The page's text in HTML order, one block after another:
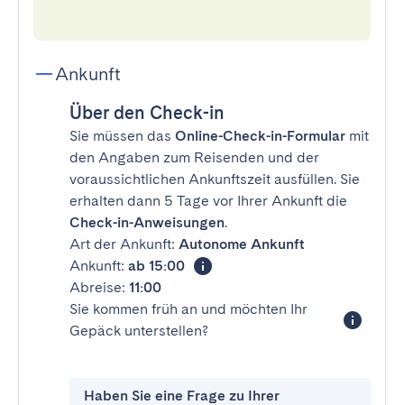
Ankunft
Über den Check-in
Sie müssen das Online-Check-in-Formular mit
den Angaben zum Reisenden und der
voraussichtlichen Ankunftszeit ausfüllen. Sie
erhalten dann 5 Tage vor Ihrer Ankunft die
Check-in-Anweisungen.
Art der Ankunft: Autonome Ankunft
Ankunft: ab 15:00
Abreise: 11:00
Sie kommen früh an und möchten Ihr
Gepäck unterstellen?
Haben Sie eine Frage zu Ihrer